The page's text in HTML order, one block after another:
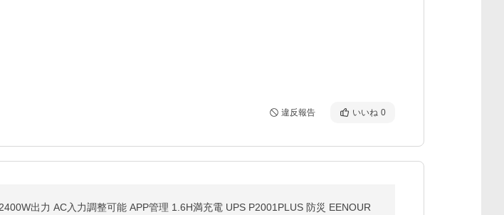
違反報告 いいね 0
出力 AC入力調整可能 APP管理 1.6H満充電 UPS P2001PLUS 防災 EENOUR